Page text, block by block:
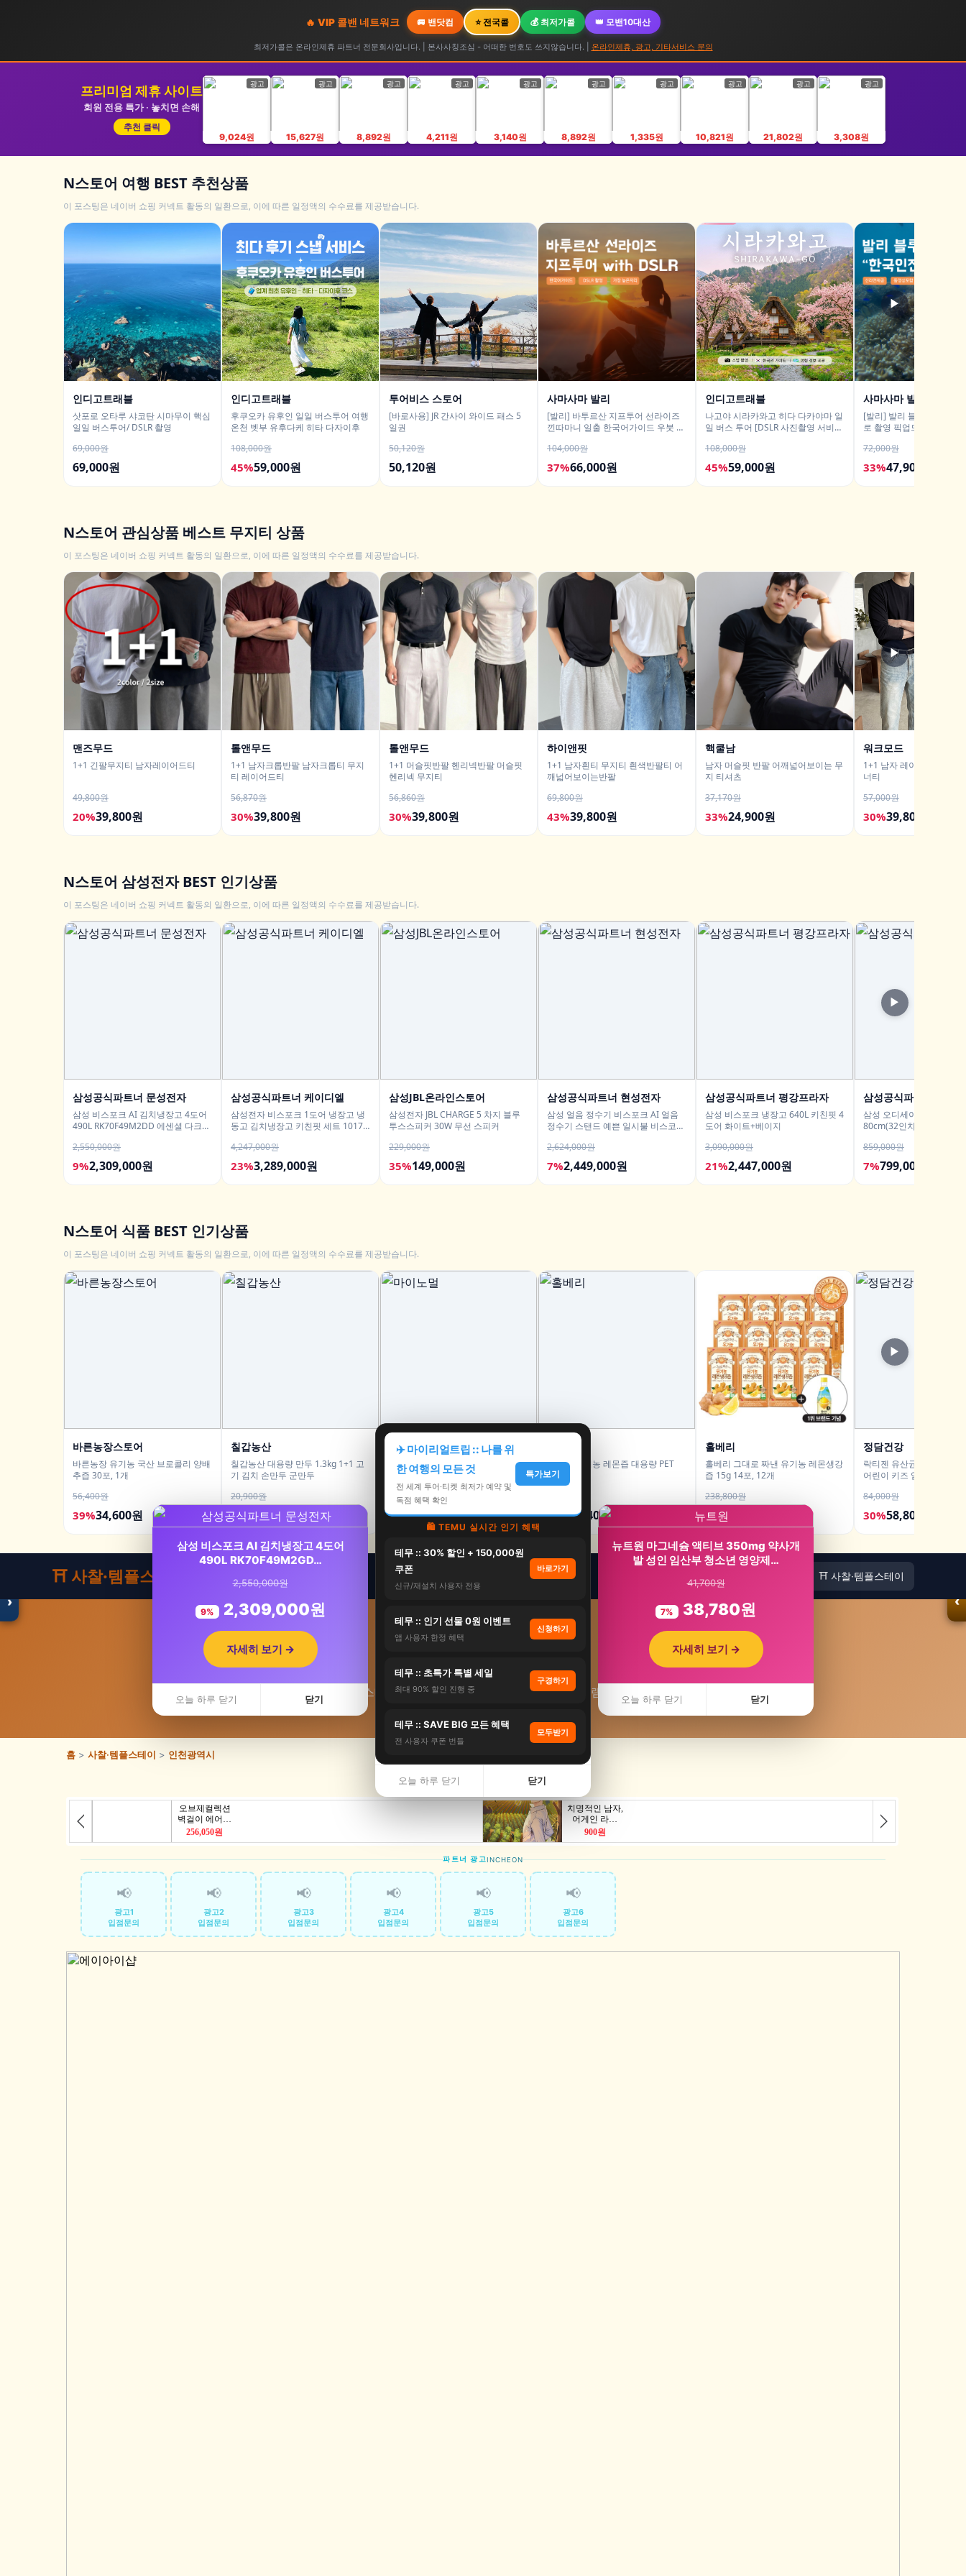
› ‹
🔥 VIP 콜밴 네트워크 🚐 밴닷컴 ⭐ 전국콜 💰 최저가콜 👑 모밴10대산
최저가콜은 온라인제휴 파트너 전문회사입니다. | 본사사칭조심 - 어떠한 번호도 쓰지않습니다. | 온라인제휴, 광고, 기타서비스 문의
프리미엄 제휴 사이트
회원 전용 특가 · 놓치면 손해
추천 클릭
광고
9,024원
광고
15,627원
광고
8,892원
광고
4,211원
광고
3,140원
광고
8,892원
광고
1,335원
광고
10,821원
광고
21,802원
광고
3,308원
N스토어 여행 BEST 추천상품
이 포스팅은 네이버 쇼핑 커넥트 활동의 일환으로, 이에 따른 일정액의 수수료를 제공받습니다.
인디고트래블
삿포로 오타루 샤코탄 시마무이 핵심
일일 버스투어/ DSLR 촬영
69,000원
69,000원
인디고트래블
후쿠오카 유후인 일일 버스투어 여행
온천 벳부 유후다케 히타 다자이후
108,000원
45%59,000원
투어비스 스토어
[바로사용] JR 간사이 와이드 패스 5
일권
50,120원
50,120원
사마사마 발리
[발리] 바투르산 지프투어 선라이즈
낀따마니 일출 한국어가이드 우붓 짱
104,000원
37%66,000원
인디고트래블
나고야 시라카와고 히다 다카야마 일
일 버스 투어 [DSLR 사진촬영 서비
108,000원
45%59,000원
사마사마 발리
[발리] 발리 블루라군 스노
로 촬영 픽업드랍 해양 수
72,000원
33%47,900원
▶
N스토어 관심상품 베스트 무지티 상품
이 포스팅은 네이버 쇼핑 커넥트 활동의 일환으로, 이에 따른 일정액의 수수료를 제공받습니다.
맨즈무드
1+1 긴팔무지티 남자레이어드티
49,800원
20%39,800원
톨앤무드
1+1 남자크롭반팔 남자크롭티 무지
티 레이어드티
56,870원
30%39,800원
톨앤무드
1+1 머슬핏반팔 헨리넥반팔 머슬핏
헨리넥 무지티
56,860원
30%39,800원
하이앤핏
1+1 남자흰티 무지티 흰색반팔티 어
깨넓어보이는반팔
69,800원
43%39,800원
핵쿨남
남자 머슬핏 반팔 어깨넓어보이는 무
지 티셔츠
37,170원
33%24,900원
워크모드
1+1 남자 레이어드티 남자
너티
57,000원
30%39,800원
▶
N스토어 삼성전자 BEST 인기상품
이 포스팅은 네이버 쇼핑 커넥트 활동의 일환으로, 이에 따른 일정액의 수수료를 제공받습니다.
삼성공식파트너 문성전자
삼성 비스포크 AI 김치냉장고 4도어
490L RK70F49M2DD 에센셜 다크메
2,550,000원
9%2,309,000원
삼성공식파트너 케이디엘
삼성전자 비스포크 1도어 냉장고 냉
동고 김치냉장고 키친핏 세트 1017
4,247,000원
23%3,289,000원
삼성JBL온라인스토어
삼성전자 JBL CHARGE 5 차지 블루
투스스피커 30W 무선 스피커
229,000원
35%149,000원
삼성공식파트너 현성전자
삼성 얼음 정수기 비스포크 AI 얼음
정수기 스탠드 예쁜 일시불 비스코프
2,624,000원
7%2,449,000원
삼성공식파트너 평강프라자
삼성 비스포크 냉장고 640L 키친핏 4
도어 화이트+베이지
3,090,000원
21%2,447,000원
삼성공식파트너 유겐트
삼성 오디세이 G7
80cm(32인치) 4K IPS
859,000원
7%799,000원
▶
N스토어 식품 BEST 인기상품
이 포스팅은 네이버 쇼핑 커넥트 활동의 일환으로, 이에 따른 일정액의 수수료를 제공받습니다.
바른농장스토어
바른농장 유기농 국산 브로콜리 양배
추즙 30포, 1개
56,400원
39%34,600원
칠갑농산
칠갑농산 대용량 만두 1.3kg 1+1 고
기 김치 손만두 군만두
20,900원
24%15,900원
마이노멀
마이노멀 무가당 100% 땅콩버터 크
런치 외 1종 (땅콩잼, 피넛버터)
14,000원
15%11,900원
홀베리 유기농 레몬즙 대용량 PET
500ml, 6개
24%45,400원
홀베리
홀베리 그대로 짜낸 유기농 레몬생강
즙 15g 14포, 12개
238,800원
55%
정담건강
락티젠 유산균 프로바이오
어린이 키즈 임산부 성인
84,000원
30%58,800원
▶
⛩️ 사찰·템플스테이 ⛩️ 사찰·템플스테이
인천광역시 템플스테이·사찰체험 최저가 비교. 1박2일 프로그램 추천. · 최저가콜
홈 > 사찰·템플스테이 > 인천광역시
파트너 광고INCHEON
📢
광고1
입점문의
📢
광고2
입점문의
📢
광고3
입점문의
📢
광고4
입점문의
📢
광고5
입점문의
📢
광고6
입점문의
✈️ 마이리얼트립 :: 나를 위
한 여행의 모든 것
전 세계 투어·티켓 최저가 예약 및
독점 혜택 확인
특가보기
🛍️ TEMU 실시간 인기 혜택
테무 :: 30% 할인 + 150,000원
쿠폰
신규/재설치 사용자 전용
바로가기
테무 :: 인기 선물 0원 이벤트
앱 사용자 한정 혜택
신청하기
테무 :: 초특가 특별 세일
최대 90% 할인 진행 중
구경하기
테무 :: SAVE BIG 모든 혜택
전 사용자 쿠폰 번들
모두받기
오늘 하루 닫기 닫기
뉴트원 마그네슘 액티브 350mg 약사개
발 성인 임산부 청소년 영양제…
41,700원
7% 38,780원
자세히 보기 →
오늘 하루 닫기 닫기
삼성 비스포크 AI 김치냉장고 4도어
490L RK70F49M2GD…
2,550,000원
9% 2,309,000원
자세히 보기 →
오늘 하루 닫기 닫기